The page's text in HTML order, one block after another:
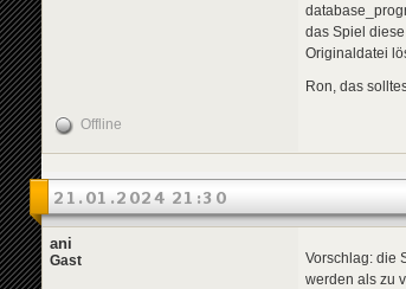
das Spiel
Originaldatei
Ron, das
Offline
21.01.2024 21:30
ani
Gast
Vorschlag: die
werden als zu